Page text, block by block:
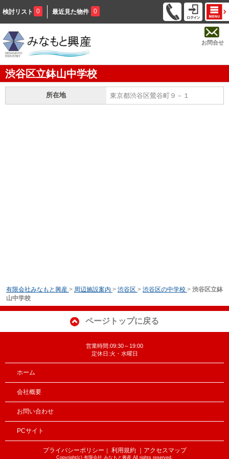
検討リスト 0 最近見た物件 0
お問合せ
渋谷区立鉢山中学校
所在地 東京都渋谷区鶯谷町９－１
有限会社みなもと興産 > 周辺施設案内 > 渋谷区 > 渋谷区の中学校 > 渋谷区立鉢
山中学校
ページトップに戻る
営業時間:09:30～19:00
定休日:火・水曜日
ホーム
会社概要
お問い合わせ
PCサイト
プライバシーポリシー ｜ 利用規約 ｜アクセスマップ
Copyright(c) 有限会社 みなもと興産 All rights reserved.